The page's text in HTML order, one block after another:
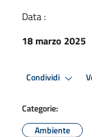
Data :
18 marzo 2025
Condividi
Categorie:
Ambiente